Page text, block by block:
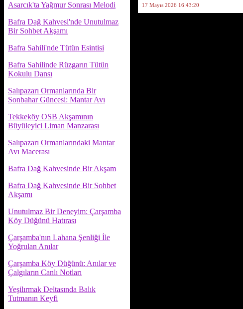
Asarcık'ta Yağmur Sonrası Melodi
Bafra Dağ Kahvesi'nde Unutulmaz
Bir Sohbet Akşamı
Bafra Sahili'nde Tütün Esintisi
Bafra Sahilinde Rüzgarın Tütün
Kokulu Dansı
Salıpazarı Ormanlarında Bir
Sonbahar Güncesi: Mantar Avı
Tekkeköy OSB Akşamının
Büyüleyici Liman Manzarası
Salıpazarı Ormanlarındaki Mantar
Avı Macerası
Bafra Dağ Kahvesinde Bir Akşam
Bafra Dağ Kahvesinde Bir Sohbet
Akşamı
Unutulmaz Bir Deneyim: Çarşamba
Köy Düğünü Hatırası
Çarşamba'nın Lahana Şenliği İle
Yoğrulan Anılar
Çarşamba Köy Düğünü: Anılar ve
Çalgıların Canlı Notları
Yeşilırmak Deltasında Balık
Tutmanın Keyfi
17 Mayıs 2026 16:43:20